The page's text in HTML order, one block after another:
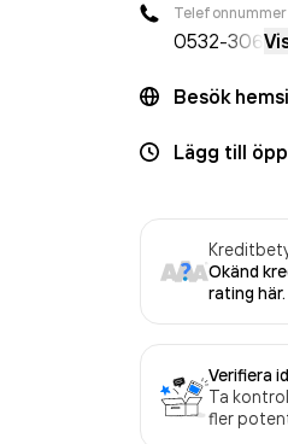
Telefonnummer
0532-306
Besök
Lägg till
Okänd
rating här.
Verifiera
Ta
fler